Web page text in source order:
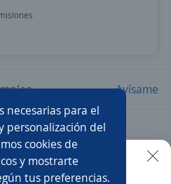
necesarias para el
personalización del
cookies de
y mostrarte
tus preferencias.
Avísame
a mecánico
fácil en la app